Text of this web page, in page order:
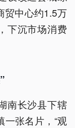
贸中心约1.5万
下沉市场消费
南长沙县下辖
张名片，“观